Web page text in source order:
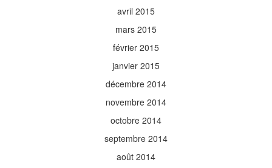
avril 2015
mars 2015
février 2015
janvier 2015
décembre 2014
novembre 2014
octobre 2014
septembre 2014
août 2014